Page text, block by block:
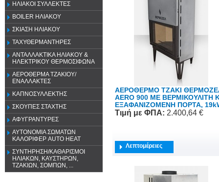
ΗΛΙΑΚΟΙ ΣΥΛΛΕΚΤΕΣ
BOILER ΗΛΙΑΚΟΥ
ΣΚΙΑΣΗ ΗΛΙΑΚΟΥ
ΤΑΧΥΘΕΡΜΑΝΤΗΡΕΣ
ΑΝΤΑΛΛΑΚΤΙΚΑ ΗΛΙΑΚΟΥ &
ΗΛΕΚΤΡΙΚΟΥ ΘΕΡΜΟΣΙΦΩΝΑ
ΑΕΡΟΘΕΡΜΑ ΤΖΑΚΙΟΥ/
ΕΝΑΛΛΑΚΤΕΣ
ΚΑΠΝΟΣΥΛΛΕΚΤΗΣ
ΣΚΟΥΠΕΣ ΣΤΑΧΤΗΣ
ΑΦΥΓΡΑΝΤΥΡΕΣ
ΑΥΤΟΝΟΜΙΑ ΣΩΜΑΤΩΝ
ΚΑΛΟΡΙΦΕΡ AUTO HEAT
ΣΥΝΤΗΡΗΣΗ/ΚΑΘΑΡΙΣΜΟΙ
ΗΛΙΑΚΩΝ, ΚΑΥΣΤΗΡΩΝ,
ΤΖΑΚΙΩΝ, ΣΟΜΠΩΝ, ...
ΑΕΡΟΘΕΡΜΟ ΤΖΑΚΙ
ΑΕRO 900 ME ΒΕΡΜΙΚΟΥΛΙΤΗ
ΕΞΑΦΑΝΙΖΟΜΕΝΗ ΠΟΡΤΑ,
Τιμή με ΦΠΑ: 2.400,64 €
Λεπτομέρειες